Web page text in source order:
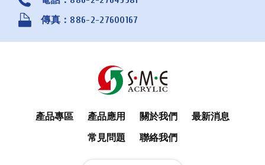
傳真：886-2-27600167
產品專區 產品應用 關於我們
最新消息
常見問題
聯絡我們